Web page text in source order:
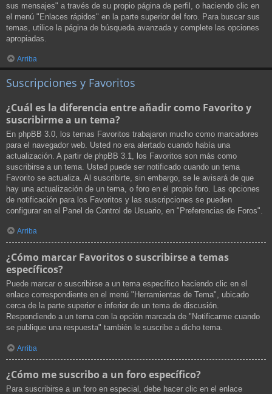
sus mensajes" a través de su propio página de perfil, o haciendo clic en
el menú "Enlaces rápidos" en la parte superior del foro. Para buscar sus
temas, utilice la página de búsqueda avanzada y complete las opciones
apropiadas.
Arriba
Suscripciones y Favoritos
¿Cuál es la diferencia entre añadir como Favorito y
suscribirme a un tema?
En phpBB 3.0, los temas Favoritos trabajaron mucho como marcadores
para el navegador web. Usted no era alertado cuando había una
actualización. A partir de phpBB 3.1, los Favoritos son más como
suscribirse a un tema. Usted puede ser notificado cuando un tema
Favorito se actualiza. Al suscribirte, sin embargo, se le avisará de que
hay una actualización de un tema, o foro en el propio foro. Las opciones
de notificación para los Favoritos y las suscripciones se pueden
configurar en el Panel de Control de Usuario, en "Preferencias de Foros".
Arriba
¿Cómo marcar Favoritos o suscribirse a temas
específicos?
Puede marcar o suscribirse a un tema específico haciendo clic en el
enlace correspondiente en el menú "Herramientas de Tema", ubicado
cerca de la parte superior e inferior de un tema de discusión.
Respondiendo a un tema con la opción marcada de "Notificarme cuando
se publique una respuesta" también le suscribe a dicho tema.
Arriba
¿Cómo me suscribo a un foro específico?
Para suscribirse a un foro en especial, debe hacer clic en el enlace